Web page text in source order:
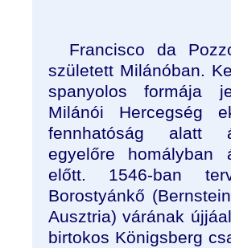
Francisco da
született Milánóban.
spanyolos formája
Milánói Hercegség
fennhatóság alatt
egyelőre
előtt. 1546-ban
Borostyánkő
Ausztria) várának
birtokos Königsberg